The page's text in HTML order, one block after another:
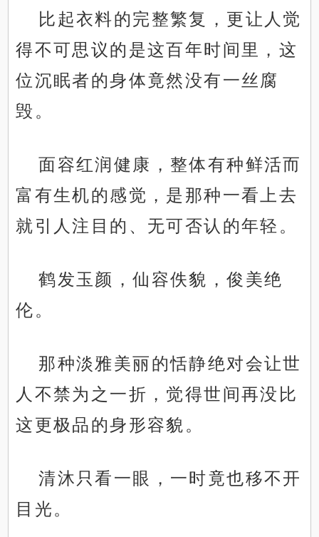
比起衣料的完整繁复，更让人觉
得不可思议的是这百年时间里，这
位沉眠者的身体竟然没有一丝腐
毁。
面容红润健康，整体有种鲜活而
富有生机的感觉，是那种一看上去
就引人注目的、无可否认的年轻。
鹤发玉颜，仙容佚貌，俊美绝
伦。
那种淡雅美丽的恬静绝对会让世
人不禁为之一折，觉得世间再没比
这更极品的身形容貌。
清沐只看一眼，一时竟也移不开
目光。